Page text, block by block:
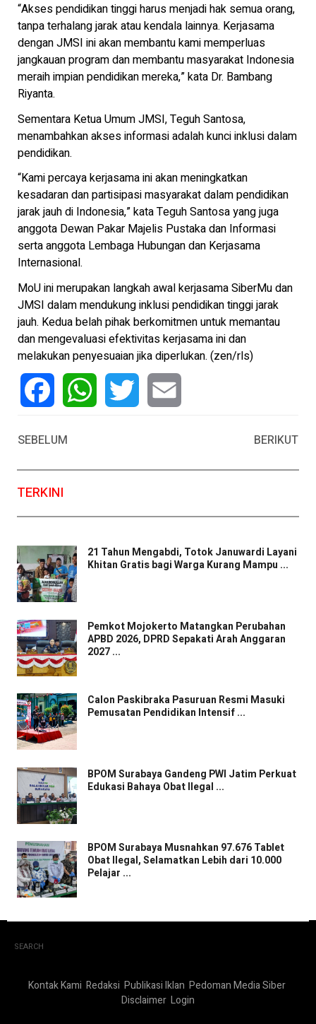
“Akses pendidikan tinggi harus menjadi hak semua orang,
tanpa terhalang jarak atau kendala lainnya. Kerjasama
dengan JMSI ini akan membantu kami memperluas
jangkauan program dan membantu masyarakat Indonesia
meraih impian pendidikan mereka,” kata Dr. Bambang
Riyanta.
Sementara Ketua Umum JMSI, Teguh Santosa,
menambahkan akses informasi adalah kunci inklusi dalam
pendidikan.
“Kami percaya kerjasama ini akan meningkatkan
kesadaran dan partisipasi masyarakat dalam pendidikan
jarak jauh di Indonesia,” kata Teguh Santosa yang juga
anggota Dewan Pakar Majelis Pustaka dan Informasi
serta anggota Lembaga Hubungan dan Kerjasama
Internasional.
MoU ini merupakan langkah awal kerjasama SiberMu dan
JMSI dalam mendukung inklusi pendidikan tinggi jarak
jauh. Kedua belah pihak berkomitmen untuk memantau
dan mengevaluasi efektivitas kerjasama ini dan
melakukan penyesuaian jika diperlukan. (zen/rls)
SEBELUM
BERIKUT
TERKINI
21 Tahun Mengabdi, Totok Januwardi Layani
Khitan Gratis bagi Warga Kurang Mampu ...
Pemkot Mojokerto Matangkan Perubahan
APBD 2026, DPRD Sepakati Arah Anggaran
2027 ...
Calon Paskibraka Pasuruan Resmi Masuki
Pemusatan Pendidikan Intensif ...
BPOM Surabaya Gandeng PWI Jatim Perkuat
Edukasi Bahaya Obat Ilegal ...
BPOM Surabaya Musnahkan 97.676 Tablet
Obat Ilegal, Selamatkan Lebih dari 10.000
Pelajar ...
SEARCH
Kontak Kami Redaksi Publikasi Iklan Pedoman Media Siber
Disclaimer Login